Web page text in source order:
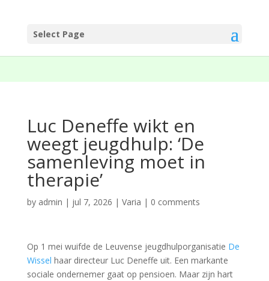
Select Page
Luc Deneffe wikt en
weegt jeugdhulp: ‘De
samenleving moet in
therapie’
by admin | jul 7, 2026 | Varia | 0 comments
Op 1 mei wuifde de Leuvense jeugdhulporganisatie De
Wissel haar directeur Luc Deneffe uit. Een markante
sociale ondernemer gaat op pensioen. Maar zijn hart